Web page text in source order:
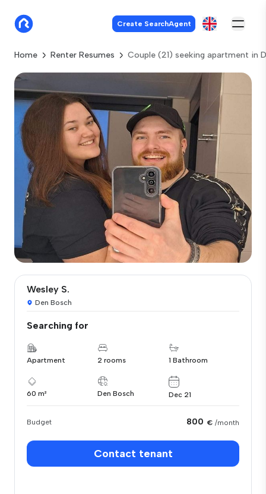
Create SearchAgent
Home Renter Resumes Couple (21) seeking apartment in
Wesley S.
Den Bosch
Searching for
Apartment 2 rooms 1 Bathroom
60 m² Den Bosch Dec 21
Budget 800 € /month
Contact tenant